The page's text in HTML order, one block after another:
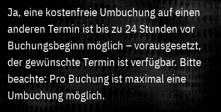
Ja, eine kostenfreie Umbuchung auf einen
anderen Termin ist bis zu 24 Stunden vor
Buchungsbeginn möglich – vorausgesetzt,
der gewünschte Termin ist verfügbar. Bitte
beachte: Pro Buchung ist maximal eine
Umbuchung möglich.